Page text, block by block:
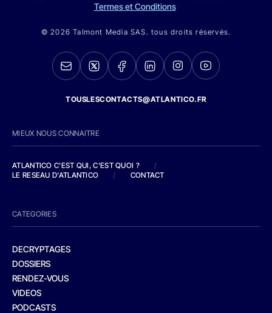
Termes et Conditions
© 2026 Talmont Media SAS. tous droits réservés.
TOUSLESCONTACTS@ATLANTICO.FR
MIEUX NOUS CONNAITRE
ATLANTICO C'EST QUI, C'EST QUOI ?
/
LE RESEAU D'ATLANTICO
/ CONTACT
CATEGORIES
DECRYPTAGES
DOSSIERS
RENDEZ-VOUS
VIDEOS
PODCASTS